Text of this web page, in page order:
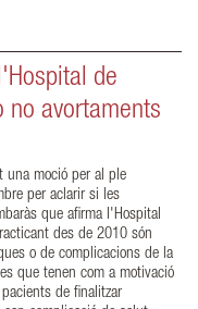
de
no avortaments
una moció per al ple
per aclarir si les
que afirma l'Hospital
des de 2010 són
o de complicacions de la
que tenen com a motivació
de finalitzar